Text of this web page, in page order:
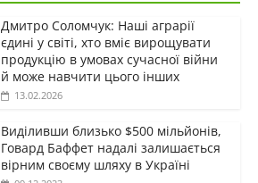
Дмитро Соломчук: Наші аграрії
єдині у світі, хто вміє вирощувати
продукцію в умовах сучасної війни
й може навчити цього інших
13.02.2026
Виділивши близько $500 мільйонів,
Говард Баффет надалі залишається
вірним своєму шляху в Україні